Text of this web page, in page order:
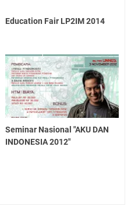
Education Fair LP2IM 2014
Seminar Nasional "AKU DAN
INDONESIA 2012"